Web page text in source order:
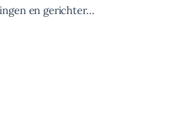
en gerichter…